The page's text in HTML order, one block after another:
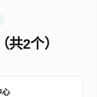
共2个）
心